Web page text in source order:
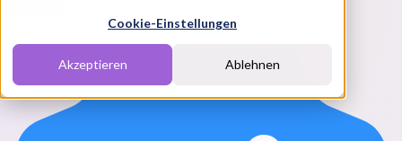
Cookie-Einstellungen
Akzeptieren Ablehnen